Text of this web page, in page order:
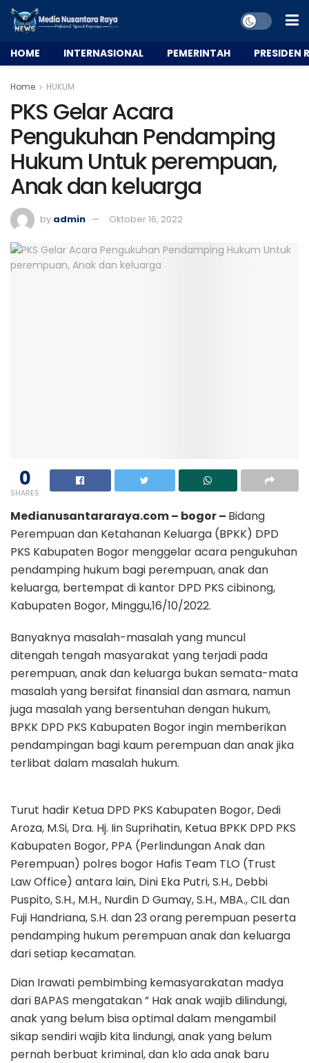
HOME INTERNASIONAL PEMERINTAH PRESIDEN
Home HUKUM
PKS Gelar Acara
Pengukuhan Pendamping
Hukum Untuk perempuan,
Anak dan keluarga
by admin Oktober 16, 2022
0
SHARES
Medianusantararaya.com – bogor – Bidang
Perempuan dan Ketahanan Keluarga (BPKK) DPD
PKS Kabupaten Bogor menggelar acara pengukuhan
pendamping hukum bagi perempuan, anak dan
keluarga, bertempat di kantor DPD PKS cibinong,
Kabupaten Bogor, Minggu,16/10/2022.
Banyaknya masalah-masalah yang muncul
ditengah tengah masyarakat yang terjadi pada
perempuan, anak dan keluarga bukan semata-mata
masalah yang bersifat finansial dan asmara, namun
juga masalah yang bersentuhan dengan hukum,
BPKK DPD PKS Kabupaten Bogor ingin memberikan
pendampingan bagi kaum perempuan dan anak jika
terlibat dalam masalah hukum.
Turut hadir Ketua DPD PKS Kabupaten Bogor, Dedi
Aroza, M.Si, Dra. Hj. Iin Suprihatin, Ketua BPKK DPD PKS
Kabupaten Bogor, PPA (Perlindungan Anak dan
Perempuan) polres bogor Hafis Team TLO (Trust
Law Office) antara lain, Dini Eka Putri, S.H., Debbi
Puspito, S.H., M.H., Nurdin D Gumay, S.H., MBA., CIL dan
Fuji Handriana, S.H. dan 23 orang perempuan peserta
pendamping hukum perempuan anak dan keluarga
dari setiap kecamatan.
Dian Irawati pembimbing kemasyarakatan madya
dari BAPAS mengatakan ” Hak anak wajib dilindungi,
anak yang belum bisa optimal dalam mengambil
sikap sendiri wajib kita lindungi, anak yang belum
pernah berbuat kriminal, dan klo ada anak baru